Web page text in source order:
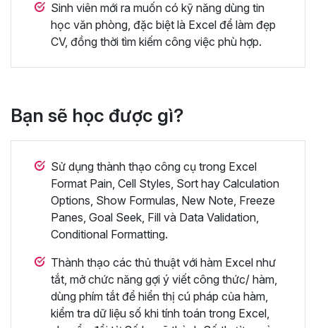
Sinh viên mới ra muốn có kỹ năng dùng tin
học văn phòng, đặc biệt là Excel để làm đẹp
CV, đồng thời tìm kiếm công việc phù hợp.
Bạn sẽ học được gì?
Sử dụng thành thạo công cụ trong Excel
Format Pain, Cell Styles, Sort hay Calculation
Options, Show Formulas, New Note, Freeze
Panes, Goal Seek, Fill và Data Validation,
Conditional Formatting.
Thành thạo các thủ thuật với hàm Excel như
tắt, mở chức năng gợi ý viết công thức/ hàm,
dùng phím tắt để hiển thị cú pháp của hàm,
kiểm tra dữ liệu số khi tính toán trong Excel,